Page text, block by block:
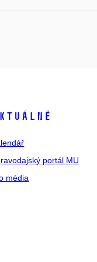
portál MU
média